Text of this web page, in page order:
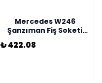
Mercedes W246
Şanzıman Fiş Soketi
Kostsal Marka
A2035400253
₺ 422.08